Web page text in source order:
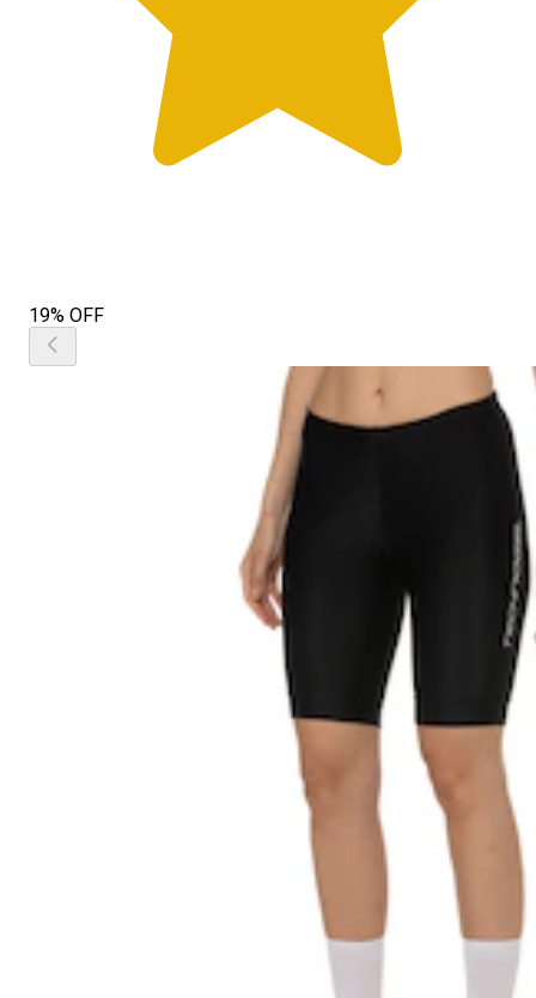
19% OFF